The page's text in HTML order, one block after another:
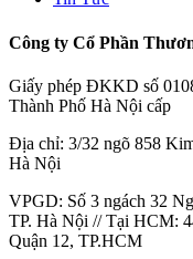
Công ty Cổ Phần
Giấy phép ĐKKD số
Thành Phố Hà Nội cấp
Địa chỉ: 3/32 ngõ 858
Hà Nội
VPGD: Số 3 ngách 32
TP. Hà Nội // Tại HCM:
Quận 12, TP.HCM